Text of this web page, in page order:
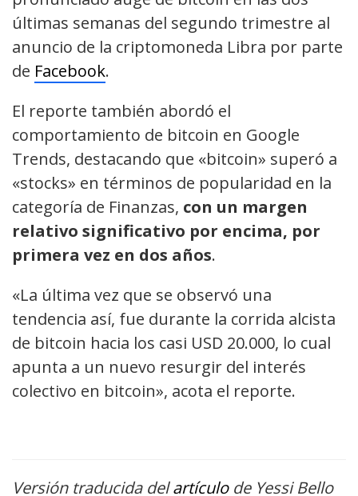
últimas semanas del segundo trimestre al
anuncio de la criptomoneda Libra por parte
de Facebook.
El reporte también abordó el
comportamiento de bitcoin en Google
Trends, destacando que «bitcoin» superó a
«stocks» en términos de popularidad en la
categoría de Finanzas, con un margen
relativo significativo por encima, por
primera vez en dos años.
«La última vez que se observó una
tendencia así, fue durante la corrida alcista
de bitcoin hacia los casi USD 20.000, lo cual
apunta a un nuevo resurgir del interés
colectivo en bitcoin», acota el reporte.
Versión traducida delartículode Yessi Bello